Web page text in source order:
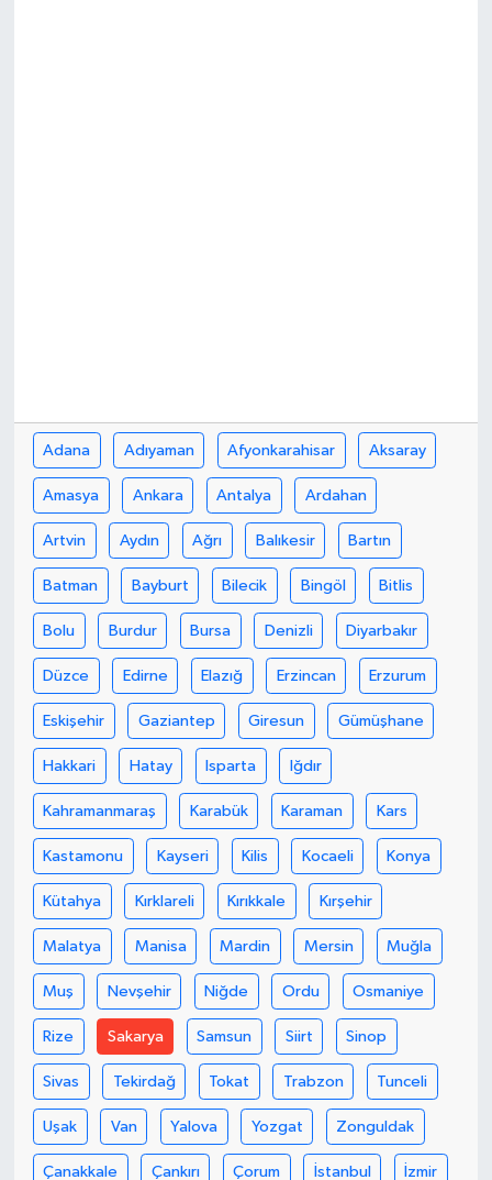
Adana Adıyaman Afyonkarahisar Aksaray
Amasya Ankara Antalya Ardahan
Artvin Aydın Ağrı Balıkesir Bartın
Batman Bayburt Bilecik Bingöl Bitlis
Bolu Burdur Bursa Denizli Diyarbakır
Düzce Edirne Elazığ Erzincan Erzurum
Eskişehir Gaziantep Giresun Gümüşhane
Hakkari Hatay Isparta Iğdır
Kahramanmaraş Karabük Karaman Kars
Kastamonu Kayseri Kilis Kocaeli Konya
Kütahya Kırklareli Kırıkkale Kırşehir
Malatya Manisa Mardin Mersin Muğla
Muş Nevşehir Niğde Ordu Osmaniye
Rize Sakarya Samsun Siirt Sinop
Sivas Tekirdağ Tokat Trabzon Tunceli
Uşak Van Yalova Yozgat Zonguldak
Çanakkale Çankırı Çorum İstanbul İzmir